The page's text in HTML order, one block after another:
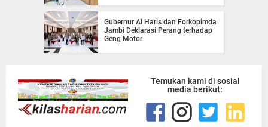
Gubernur Al Haris dan Forkopimda
Jambi Deklarasi Perang terhadap
Geng Motor
Temukan kami di sosial
media berikut: